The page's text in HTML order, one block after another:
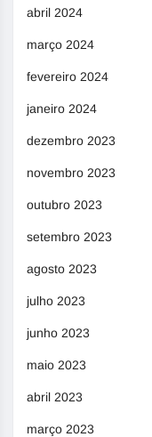
abril 2024
março 2024
fevereiro 2024
janeiro 2024
dezembro 2023
novembro 2023
outubro 2023
setembro 2023
agosto 2023
julho 2023
junho 2023
maio 2023
abril 2023
março 2023